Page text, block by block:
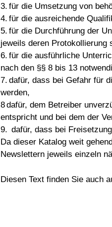
3. für die Umsetzung von
4. für die ausreichende
5. für die Durchführung der
jeweils deren Protokollierung
6. für die ausführliche
nach den §§ 8 bis 13
7. dafür, dass bei Gefahr für
werden,
8 dafür, dem Betreiber
entspricht und bei dem der
9. dafür, dass bei
Da dieser Katalog weit
Newslettern jeweils einzeln
Diesen Text finden Sie auch